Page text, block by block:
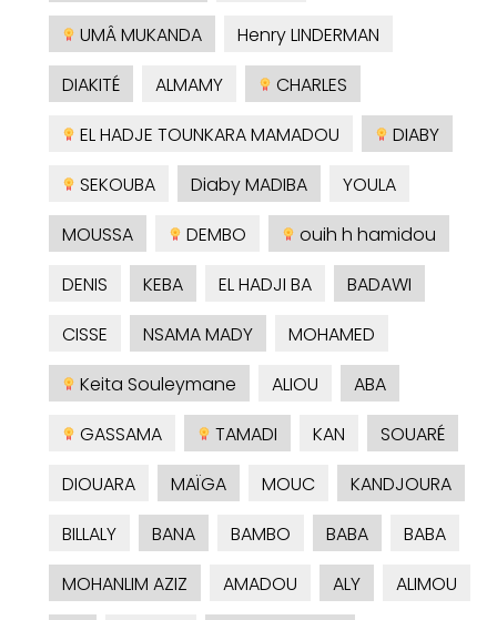
UMÂ MUKANDA
Henry LINDERMAN
DIAKITÉ
ALMAMY
CHARLES
EL HADJE TOUNKARA MAMADOU
DIABY
SEKOUBA
Diaby MADIBA
YOULA
MOUSSA
DEMBO
ouih h hamidou
DENIS
KEBA EL HADJI BA
BADAWI
CISSE
NSAMA MADY
MOHAMED
Keita Souleymane
ALIOU
ABA
GASSAMA
TAMADI KAN
SOUARÉ
DIOUARA
MAÏGA MOUC
KANDJOURA
BILLALY
BANA BAMBO BABA
BABA
MOHANLIM AZIZ
AMADOU ALY
ALIMOU